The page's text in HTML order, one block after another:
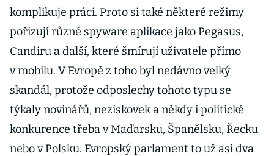
komplikuje práci. Proto si také některé režimy
pořizují různé spyware aplikace jako Pegasus,
Candiru a další, které šmírují uživatele přímo
v mobilu. V Evropě z toho byl nedávno velký
skandál, protože odposlechy tohoto typu se
týkaly novinářů, neziskovek a někdy i politické
konkurence třeba v Maďarsku, Španělsku, Řecku
nebo v Polsku. Evropský parlament to už asi dva